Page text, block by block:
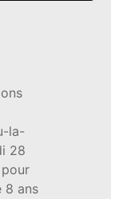
la-
28
8 ans